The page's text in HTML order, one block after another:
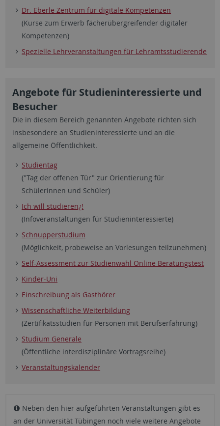
Dr. Eberle Zentrum für digitale Kompetenzen
(Kurse zum Erwerb fächerübergreifender digitaler
Kompetenzen)
Spezielle Lehrveranstaltungen für Lehramtsstudierende
Angebote für Studieninteressierte und
Besucher
Die in diesem Bereich genannten Angebote richten sich
insbesondere an Studieninteressierte und an die
allgemeine Öffentlichkeit.
Studientag
("Tag der offenen Tür" zur Orientierung für
Schülerinnen und Schüler)
Ich will studieren¿!
(Infoveranstaltungen für Studieninteressierte)
Schnupperstudium
(Möglichkeit, probeweise an Vorlesungen teilzunehmen)
Self-Assessment zur Studienwahl Online Beratungstest
Kinder-Uni
Einschreibung als Gasthörer
Wissenschaftliche Weiterbildung
(Zertifikatsstudien für Personen mit Berufserfahrung)
Studium Generale
(Öffentliche interdisziplinäre Vortragsreihe)
Veranstaltungskalender
Neben den hier aufgeführten Veranstaltungen gibt es
an der Universität Tübingen noch viele weitere Angebote